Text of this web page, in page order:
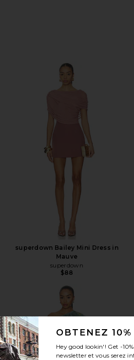
superdown Bailey Mini Dress in
Mauve
superdown
$88
voir plus
OBTENEZ
Hey good lookin'! Get -10%
newsletter et vous serez